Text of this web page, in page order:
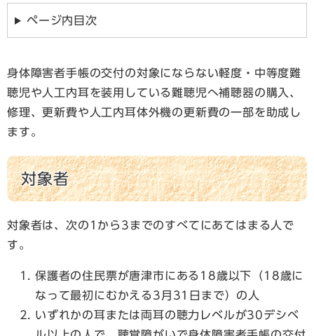
ページ内目次
身体障害者手帳の交付の対象にならない軽度・中等度難
聴児や人工内耳を装用している難聴児へ補聴器の購入、
修理、更新費や人工内耳体外機の更新費の一部を助成し
ます。
対象者
対象者は、次の1から3までのすべてにあてはまる人で
す。
保護者の住民票が唐津市にある18歳以下（18歳に
なって最初にむかえる3月31日まで）の人
いずれかの耳または両耳の聴力レベルが30デシベ